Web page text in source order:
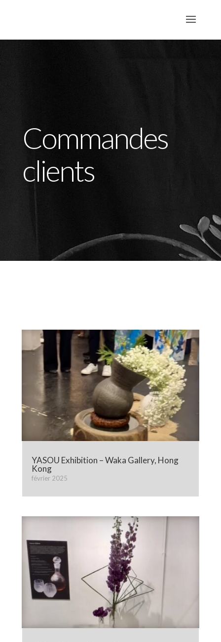
Commandes
clients
YASOU Exhibition – Waka Gallery, Hong
Kong
février 2025